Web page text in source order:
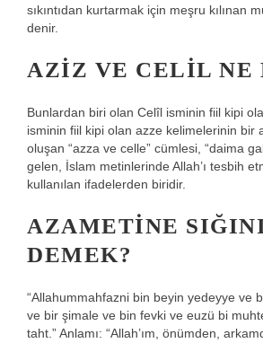
sıkıntıdan kurtarmak için meşru kılınan
denir.
AZIZ VE CELIL NE
Bunlardan biri olan Celîl isminin fiil kipi
isminin fiil kipi olan azze kelimelerinin bir
oluşan “azza ve celle” cümlesi, “daima
gelen, İslam metinlerinde Allah’ı tesbih
kullanılan ifadelerden biridir.
AZAMETINE
DEMEK?
“Allahummahfazni bin beyin yedeyye ve
ve bir şimale ve bin fevki ve euzü bi
taht.” Anlamı: “Allah’ım, önümden,